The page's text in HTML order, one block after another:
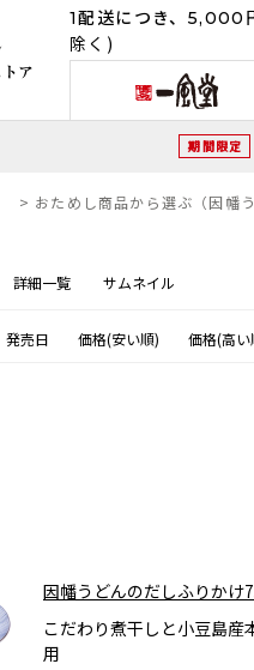
1配送につき、5,000
除く)
期間限定
> おためし商品から選ぶ（因幡う
詳細一覧 サムネイル
発売日 価格(安い順) 価格(高い
因幡うどんのだしふりかけ
こだわり煮干しと小豆島産
用